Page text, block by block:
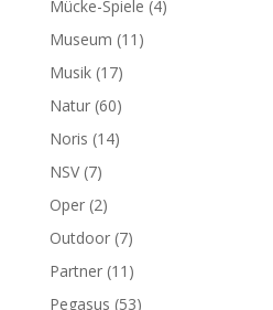
Mücke-Spiele (4)
Museum (11)
Musik(17)
Natur(60)
Noris (14)
NSV(7)
Oper(2)
Outdoor(7)
Partner(11)
Pegasus (53)